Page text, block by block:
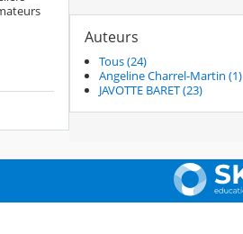
Auteurs
Tous (24)
Angeline Charrel-Martin (1)
JAVOTTE BARET (23)